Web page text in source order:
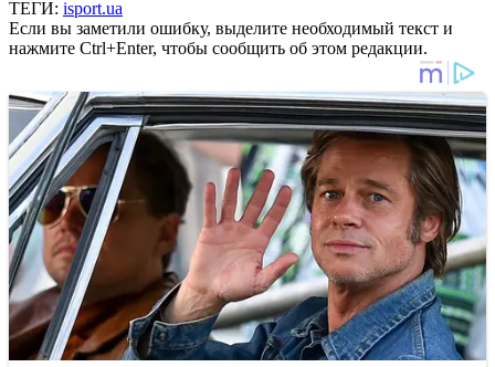
ТЕГИ: isport.ua
Если вы заметили ошибку, выделите необходимый текст и
нажмите Ctrl+Enter, чтобы сообщить об этом редакции.